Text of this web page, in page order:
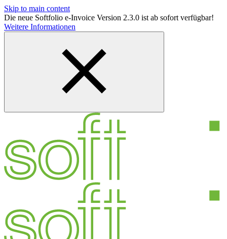
Skip to main content
Die neue Softfolio e-Invoice Version 2.3.0 ist ab sofort verfügbar!
Weitere Informationen